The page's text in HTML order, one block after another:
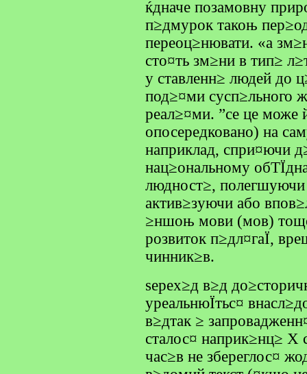
ќдначе позамовну
п≥дмурок такоњ
переоц≥нювати. «а
сто¤ть зм≥ни в тип≥
у ставленн≥ людей до
под≥¤ми сусп≥льного
реал≥¤ми. ”се це може
опосередковано) на
наприклад, спри¤ючи
нац≥ональному
людност≥,
актив≥зуючи або
≥ншоњ мови (мов)
розвиток п≥дл¤гаЇ,
чинник≥в.
ѕерех≥д в≥д
уреальнюЇтьс¤
в≥дтак ≥
сталос¤ наприк≥нц≥ X
час≥в не збереглос¤